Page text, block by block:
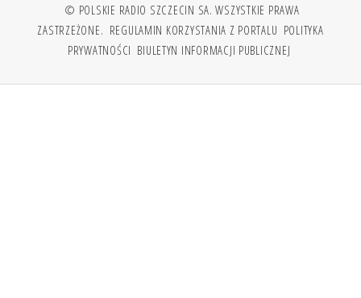
© POLSKIE RADIO SZCZECIN SA. WSZYSTKIE PRAWA
ZASTRZEŻONE. REGULAMIN KORZYSTANIA Z PORTALU POLITYKA
PRYWATNOŚCI BIULETYN INFORMACJI PUBLICZNEJ